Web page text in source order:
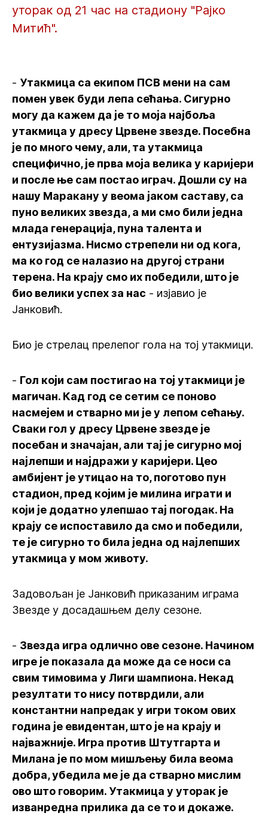
уторак од 21 час на стадиону "Рајко
Митић".
- Утакмица са екипом ПСВ мени на сам
помен увек буди лепа сећања. Сигурно
могу да кажем да је то моја најбоља
утакмица у дресу Црвене звезде. Посебна
је по много чему, али, та утакмица
специфично, је прва моја велика у каријери
и после ње сам постао играч. Дошли су на
нашу Маракану у веома јаком саставу, са
пуно великих звезда, а ми смо били једна
млада генерација, пуна талента и
ентузијазма. Нисмо стрепели ни од кога,
ма ко год се налазио на другој страни
терена. На крају смо их победили, што је
био велики успех за нас - изјавио је
Јанковић.
Био је стрелац прелепог гола на тој утакмици.
- Гол који сам постигао на тој утакмици је
магичан. Кад год се сетим се поново
насмејем и стварно ми је у лепом сећању.
Сваки гол у дресу Црвене звезде је
посебан и значајан, али тај је сигурно мој
најлепши и најдражи у каријери. Цео
амбијент је утицао на то, поготово пун
стадион, пред којим је милина играти и
који је додатно улепшао тај погодак. На
крају се испоставило да смо и победили,
те је сигурно то била једна од најлепших
утакмица у мом животу.
Задовољан је Јанковић приказаним играма
Звезде у досадашњем делу сезоне.
- Звезда игра одлично ове сезоне. Начином
игре је показала да може да се носи са
свим тимовима у Лиги шампиона. Некад
резултати то нису потврдили, али
константни напредак у игри током ових
година је евидентан, што је на крају и
најважније. Игра против Штутгарта и
Милана је по мом мишљењу била веома
добра, убедила ме је да стварно мислим
ово што говорим. Утакмица у уторак је
изванредна прилика да се то и докаже.